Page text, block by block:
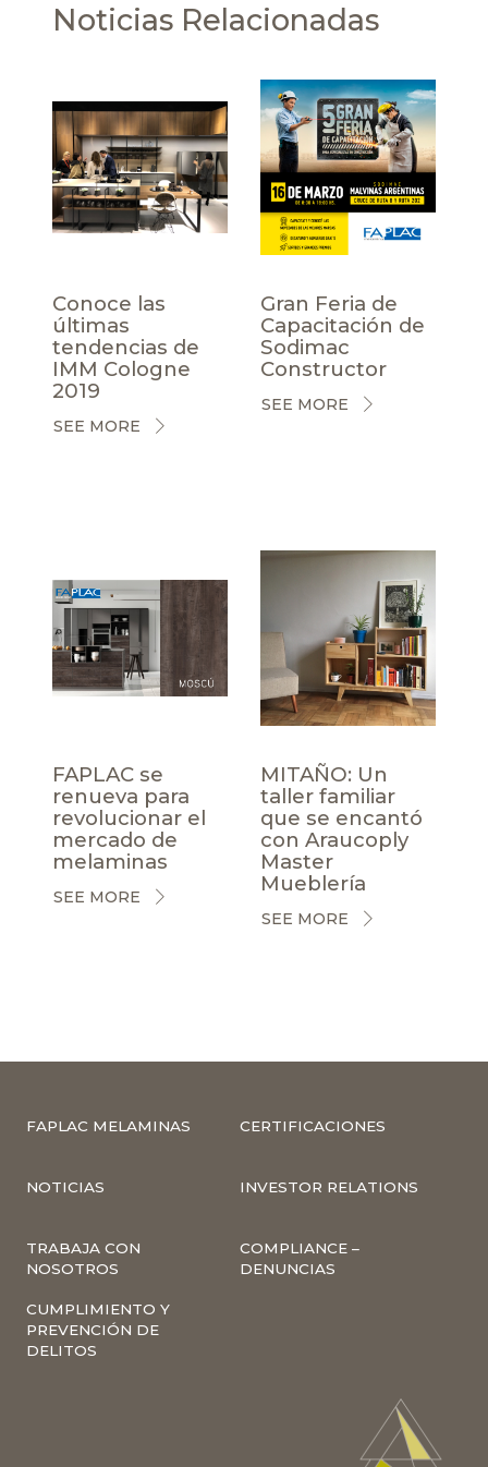
Noticias Relacionadas
Conoce las
últimas
tendencias de
IMM Cologne
2019
SEE MORE
Gran Feria de
Capacitación de
Sodimac
Constructor
SEE MORE
FAPLAC se
renueva para
revolucionar el
mercado de
melaminas
SEE MORE
MITAÑO: Un
taller familiar
que se encantó
con Araucoply
Master
Mueblería
SEE MORE
FAPLAC MELAMINAS CERTIFICACIONES
NOTICIAS INVESTOR RELATIONS
TRABAJA CON
NOSOTROS
COMPLIANCE –
DENUNCIAS
CUMPLIMIENTO Y
PREVENCIÓN DE
DELITOS